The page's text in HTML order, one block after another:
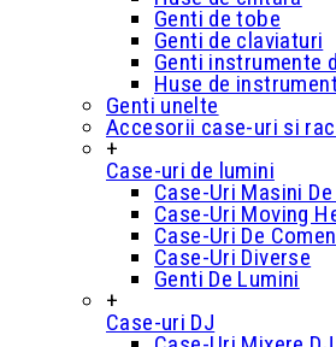
Genti de tobe
Genti de claviaturi
Genti instrumente
Huse de
Genti unelte
Accesorii case-uri si
+
Case-uri de lumini
Case-Uri Masini De
Case-Uri Moving
Case-Uri De
Case-Uri Diverse
Genti De Lumini
+
Case-uri DJ